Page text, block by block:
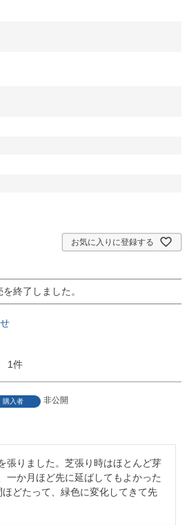
お気に入りに登録する
を終了しました。
1
購入者
非公開
張りました。芝張り時はほとんど芽
一か月ほど先に延ばしてもよかった
どたって、緑色に変化してきて先